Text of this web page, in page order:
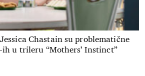
Chastain su problematične
ih u trileru “Mothers’ Instinct”